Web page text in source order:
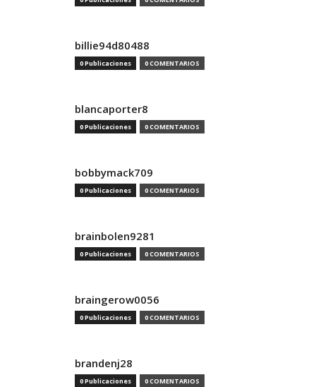
billie94d80488
0 Publicaciones 0 COMENTARIOS
blancaporter8
0 Publicaciones 0 COMENTARIOS
bobbymack709
0 Publicaciones 0 COMENTARIOS
brainbolen9281
0 Publicaciones 0 COMENTARIOS
braingerow0056
0 Publicaciones 0 COMENTARIOS
brandenj28
0 Publicaciones 0 COMENTARIOS